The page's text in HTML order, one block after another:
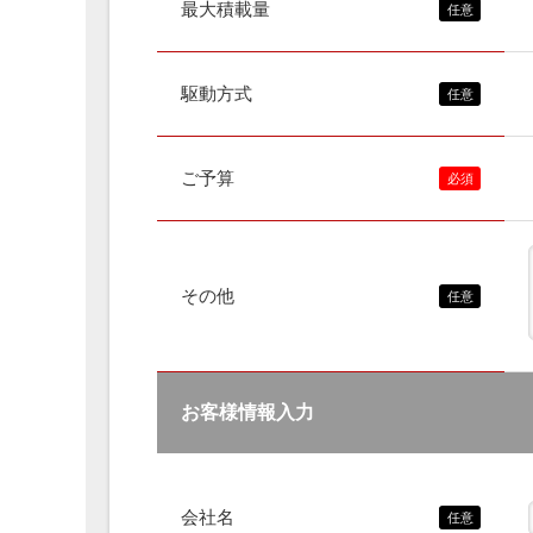
最大積載量
駆動方式
ご予算
その他
お客様情報入力
会社名